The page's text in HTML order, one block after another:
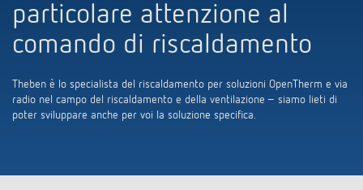
KNX
DALI
OEM
Esperti OEM
Regolazione del tempo e della luce
Servizio
particolare attenzione al
comando di riscaldamento
Theben è lo specialista del riscaldamento per soluzioni OpenTherm e via
radio nel campo del riscaldamento e della ventilazione – siamo lieti di
poter sviluppare anche per voi la soluzione specifica.